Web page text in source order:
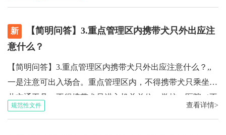
业及其控股企业深入实行厂务公开制度的通知》（中办发
〔2002〕13号），对厂务公开提出总体要求。山东省颁布
分行政执法权限下放至镇街。随着镇街行政执法工作有序开
府开放月”活动。我区自2023年起，每年开展“政府开放月”
集中开放活动。今年，省、市创新提出开展“问题解决型”政
府开放活动，借助开放平台，促进政民深入互动交流，充分
吸收公众意见，掌握群众需求，争取解决一批群众合理诉
求。
责任机构：区公安分局治安大队，0531-85088352
新
【简明问答】3.重点管理区内携带犬只外出应注
意什么？
【简明问答】3.重点管理区内携带犬只外出应注意什么？,,
一是注意可出入场合。重点管理区内，不得携带犬只乘坐公
共交通工具，不得携带犬只进入机关单位、学校、医院（不
含宠物医院）等公共场所。不得携带或放任犬只进入公共水
规范性文件 查看详情>